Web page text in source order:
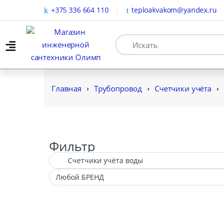
+375 336 664 110 teploakvakom@yandex.ru
Главная Трубопровод Счетчики учёта
Фильтр